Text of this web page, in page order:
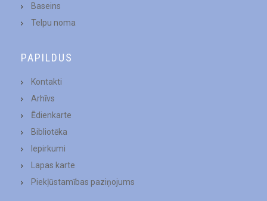
Baseins
Telpu noma
PAPILDUS
Kontakti
Arhīvs
Ēdienkarte
Bibliotēka
Iepirkumi
Lapas karte
Piekļūstamības paziņojums